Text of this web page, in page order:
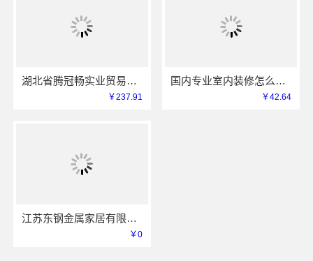
湖北省腾冠畅实业贸易有限公司专业轮胎批发平台解决方案
￥237.91
国内专业室内装修怎么样江西圣匠新型环保材料有限公司
￥42.64
江苏东钢金属家居有限公司屏风隔断艺术漆价格
￥0